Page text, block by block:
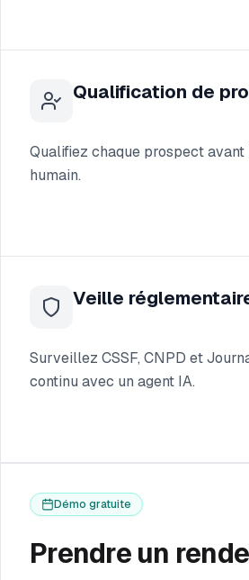
Qualification de
Qualifiez chaque prospect
humain.
Veille
Surveillez CSSF, CNPD et
continu avec un agent IA.
Démo gratuite
Prendre un